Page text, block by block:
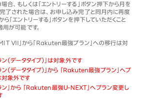
合、もしくは「エントリーする」ボタン押下から月を
了された場合は、お申し込み完了と同月内に再度
「エントリーする」ボタンを押下していただくこと
用が可能です。
VII」から「Rakuten最強プラン」への移行は対
（データタイプ）」は対象外です
（データタイプ）」から 「Rakuten最強プラン」へプ
対象外です
」から 「Rakuten最強U-NEXT」へプラン変更し